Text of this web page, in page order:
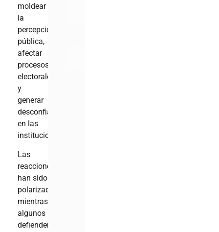
moldear
la
percepción
pública,
afectar
procesos
electorales
y
generar
desconfianza
en las
instituciones.
Las
reacciones
han sido
polarizadas:
mientras
algunos
defienden